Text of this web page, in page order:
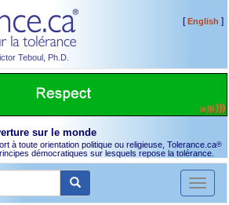
Teboul, Ph.D.
[English ]
sur le monde
à toute orientation politique ou religieuse, Tolerance.ca®
démocratiques sur lesquels repose la tolérance.
Toggle